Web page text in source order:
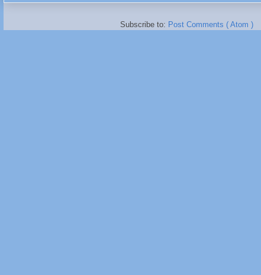
Subscribe to: Post Comments ( Atom )